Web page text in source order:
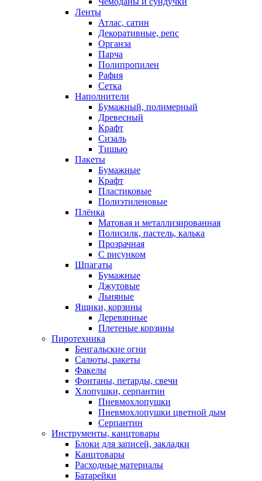
Ленты
Атлас, сатин
Декоративные, репс
Органза
Парча
Полипропилен
Рафия
Сетка
Наполнители
Бумажный, полимерный
Древесный
Крафт
Сизаль
Тишью
Пакеты
Бумажные
Крафт
Пластиковые
Полиэтиленовые
Плёнка
Матовая и металлизированная
Полисилк, пастель, калька
Прозрачная
С рисунком
Шпагаты
Бумажные
Джутовые
Льняные
Ящики, корзины
Деревянные
Плетеные корзины
Пиротехника
Бенгальские огни
Салюты, ракеты
Факелы
Фонтаны, петарды, свечи
Хлопушки, серпантин
Пневмохлопушки
Пневмохлопушки цветной дым
Серпантин
Инструменты, канцтовары
Блоки для записей, закладки
Канцтовары
Расходные материалы
Батарейки